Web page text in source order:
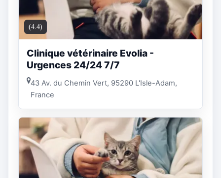
(4.4)
Clinique vétérinaire Evolia -
Urgences 24/24 7/7
43 Av. du Chemin Vert, 95290 L'Isle-Adam,
France